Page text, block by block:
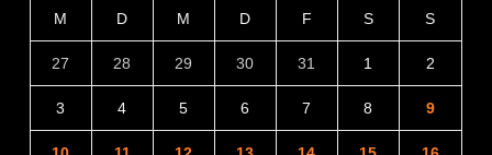
M D M D F S S
27 28 29 30 31 1 2
3 4 5 6 7 8 9